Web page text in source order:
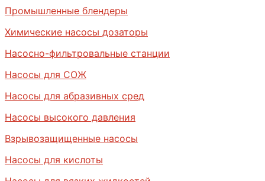
Промышленные блендеры
Химические насосы дозаторы
Насосно-фильтровальные станции
Насосы для СОЖ
Насосы для абразивных сред
Насосы высокого давления
Взрывозащищенные насосы
Насосы для кислоты